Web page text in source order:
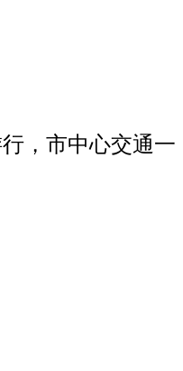
，市中心交通一